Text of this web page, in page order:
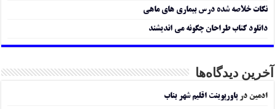
نکات خلاصه شده درس بیماری های ماهی
دانلود کتاب طراحان چگونه می اندیشند
آخرین دیدگاه‌ها
ادمین درپاورپوینت اقلیم شهر بناب